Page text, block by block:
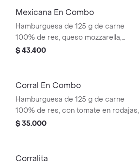
pet
Mexicana En Combo
Hamburguesa de 125 g de carne
100% de res, queso mozzarella,
guacamole, fríjol refrito, tomate,
bebida pet
$ 43.400
Corral En Combo
Hamburguesa de 125 g de carne
100% de res, con tomate en rodajas,
cebolla en rodajas, lechuga y salsas
$ 35.000
Corralita